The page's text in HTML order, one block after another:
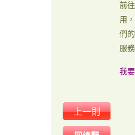
前
用
們
服
我
上一則